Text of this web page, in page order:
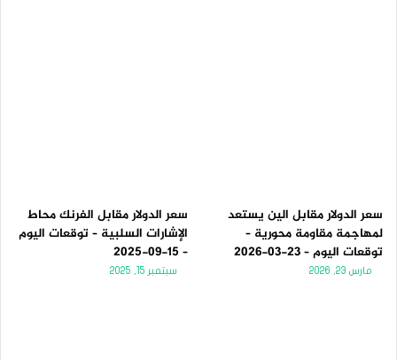
سعر الدولار مقابل الين يستعد
لمهاجمة مقاومة محورية –
توقعات اليوم – 23-03-2026
مارس 23, 2026
سعر الدولار مقابل الفرنك محاط
الإشارات السلبية – توقعات اليوم
– 15-09-2025
سبتمبر 15, 2025